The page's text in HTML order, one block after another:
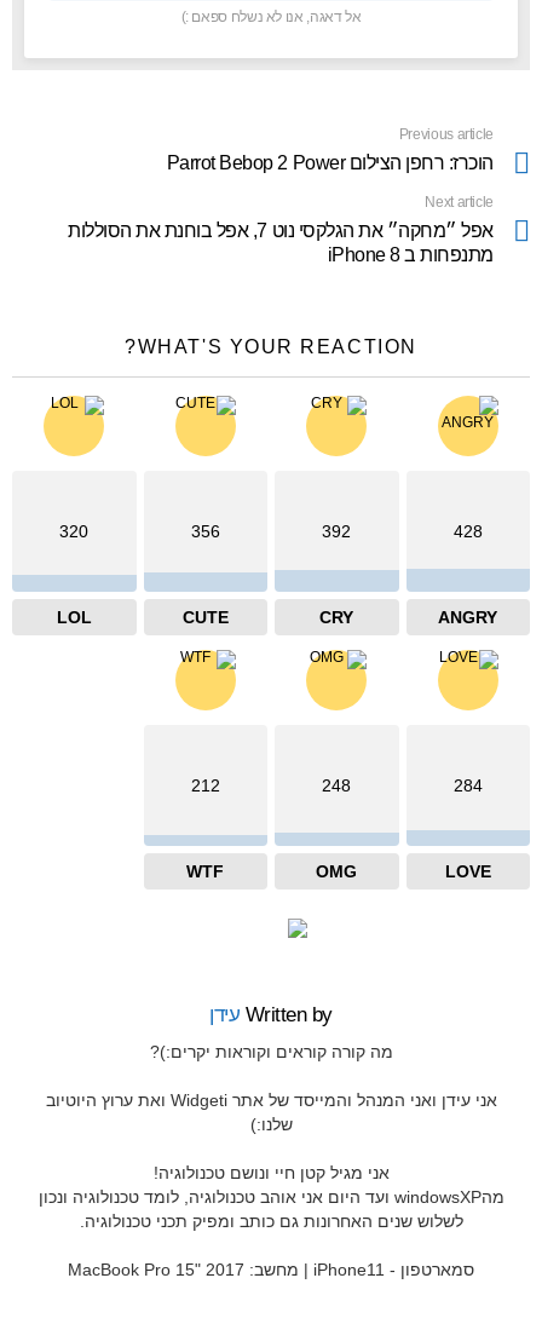
אל דאגה, אנו לא נשלח ספאם :)
more
Previous article
הוכרז: רחפן הצילום Parrot Bebop 2 Power
Next article
אפל ״מחקה״ את הגלקסי נוט 7, אפל בוחנת את הסוללות
מתנפחות ב iPhone 8
WHAT'S YOUR REACTION?
428
ANGRY
392
CRY
356
CUTE
320
LOL
284
LOVE
248
OMG
212
WTF
Written by עידן
מה קורה קוראים וקוראות יקרים:)?
אני עידן ואני המנהל והמייסד של אתר Widgeti ואת ערוץ היוטיוב
שלנו:)
אני מגיל קטן חיי ונושם טכנולוגיה!
מהwindowsXP ועד היום אני אוהב טכנולוגיה, לומד טכנולוגיה ונכון
לשלוש שנים האחרונות גם כותב ומפיק תכני טכנולוגיה.
סמארטפון - iPhone11 | מחשב: MacBook Pro 15" 2017